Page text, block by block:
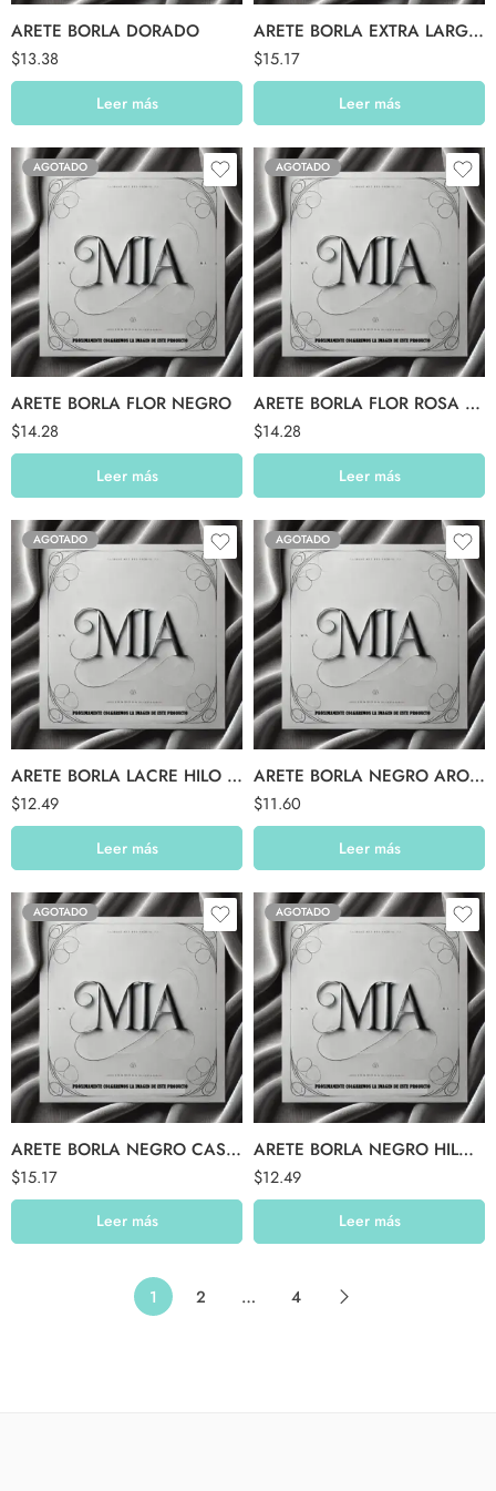
ARETE BORLA DORADO
$13.38
Leer más
ARETE BORLA EXTRA LARGO LACRE
$15.17
Leer más
AGOTADO
ARETE BORLA FLOR NEGRO
$14.28
Leer más
AGOTADO
ARETE BORLA FLOR ROSA PASTEL
$14.28
Leer más
AGOTADO
ARETE BORLA LACRE HILO AZUL
$12.49
Leer más
AGOTADO
ARETE BORLA NEGRO ARO 3 BORLA
$11.60
Leer más
AGOTADO
ARETE BORLA NEGRO CASCADA
$15.17
Leer más
AGOTADO
ARETE BORLA NEGRO HILO GRIS
$12.49
Leer más
1 2 … 4